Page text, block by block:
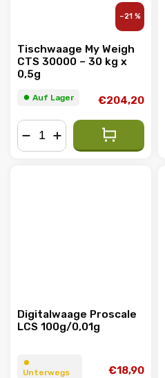
–21 %
Tischwaage My Weigh
CTS 30000 – 30 kg x
0,5g
⏺︎ Auf Lager €204,20
Digitalwaage Proscale
LCS 100g/0,01g
⏺︎
Unterwegs
€18,90